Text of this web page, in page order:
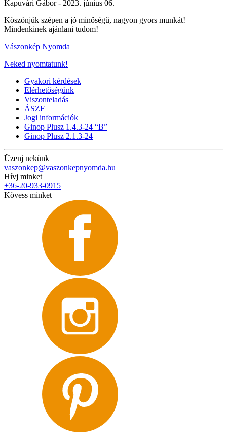
Kapuvári Gábor - 2023. június 06.
Köszönjük szépen a jó minőségű, nagyon gyors munkát!
Mindenkinek ajánlani tudom!
Vászonkép Nyomda
Neked nyomtatunk!
Gyakori kérdések
Elérhetőségünk
Viszonteladás
ÁSZF
Jogi információk
Ginop Plusz 1.4.3-24 “B”
Ginop Plusz 2.1.3-24
Üzenj nekünk
vaszonkep@vaszonkepnyomda.hu
Hívj minket
+36-20-933-0915
Kövess minket